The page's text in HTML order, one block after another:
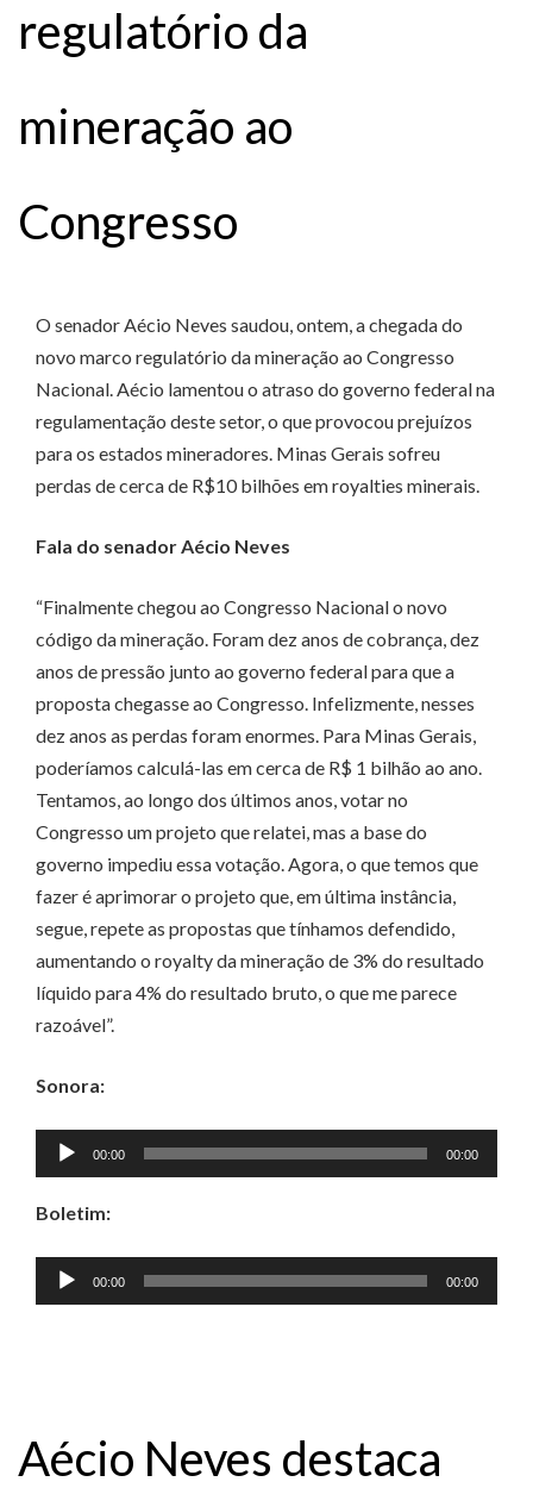
regulatório da
mineração ao
Congresso
O senador Aécio Neves saudou, ontem, a chegada do
novo marco regulatório da mineração ao Congresso
Nacional. Aécio lamentou o atraso do governo federal na
regulamentação deste setor, o que provocou prejuízos
para os estados mineradores. Minas Gerais sofreu
perdas de cerca de R$10 bilhões em royalties minerais.
Fala do senador Aécio Neves
“Finalmente chegou ao Congresso Nacional o novo
código da mineração. Foram dez anos de cobrança, dez
anos de pressão junto ao governo federal para que a
proposta chegasse ao Congresso. Infelizmente, nesses
dez anos as perdas foram enormes. Para Minas Gerais,
poderíamos calculá-las em cerca de R$ 1 bilhão ao ano.
Tentamos, ao longo dos últimos anos, votar no
Congresso um projeto que relatei, mas a base do
governo impediu essa votação. Agora, o que temos que
fazer é aprimorar o projeto que, em última instância,
segue, repete as propostas que tínhamos defendido,
aumentando o royalty da mineração de 3% do resultado
líquido para 4% do resultado bruto, o que me parece
razoável”.
Sonora:
Tocador
de
áudio
00:00 00:00
Boletim:
Tocador
de
00:00 00:00
Aécio Neves destaca